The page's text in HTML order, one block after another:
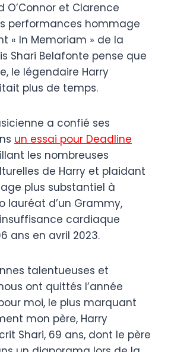
O’Connor et Clarence
performances hommage
« In Memoriam » de la
Shari Belafonte pense que
le légendaire Harry
plus de temps.
a confié ses
un essai pour Deadline
les nombreuses
de Harry et plaidant
plus substantiel à
lauréat d’un Grammy,
cardiaque
ans en avril 2023.
talentueuses et
ont quittés l’année
moi, le plus marquant
mon père, Harry
Shari, 69 ans, dont le père